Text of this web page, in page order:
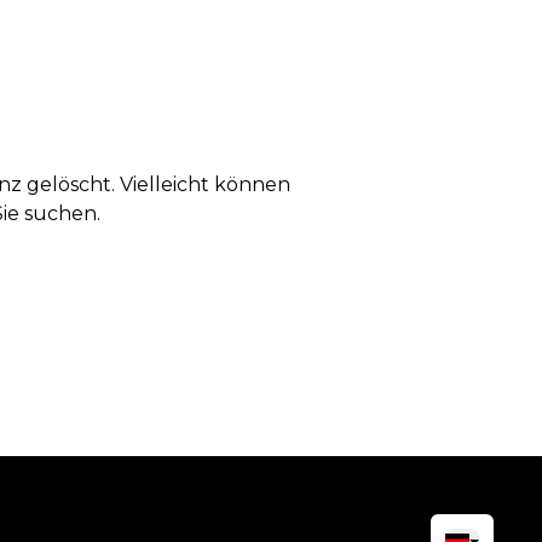
gelöscht. Vielleicht können
suchen.